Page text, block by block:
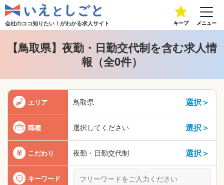
会社のココ知りたい！がわかる求人サイト キープ メニュー
【鳥取県】夜勤・日勤交代制を含む求人情
報（全0件）
エリア 鳥取県 選択＞
職種 選択してください 選択＞
こだわり 夜勤・日勤交代制 選択＞
キーワード